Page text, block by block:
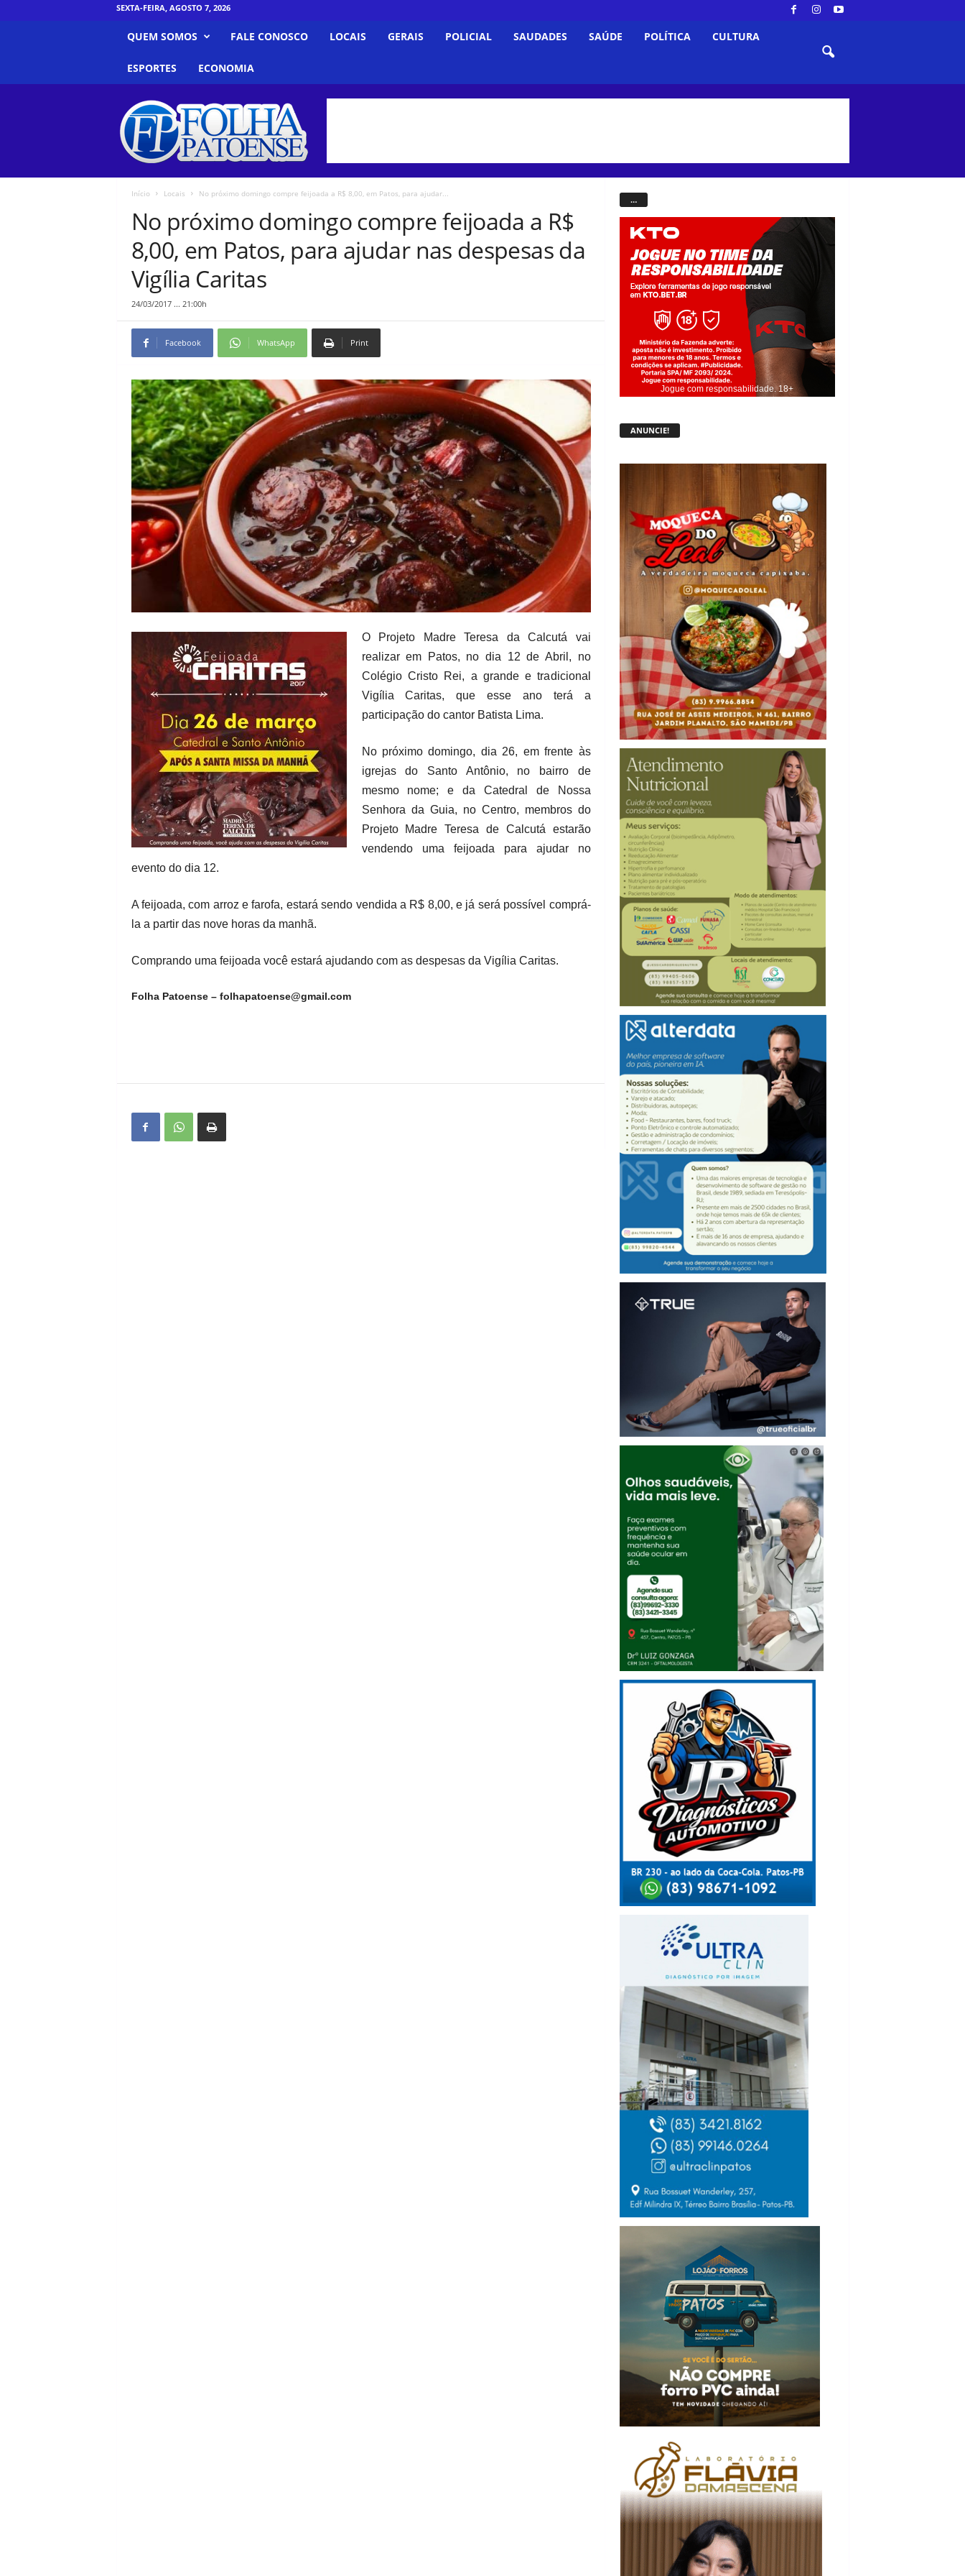
SEXTA-FEIRA, AGOSTO 7, 2026
QUEM SOMOS FALE CONOSCO LOCAIS GERAIS POLICIAL SAUDADES SAÚDE POLÍTICA CULTURA
ESPORTES ECONOMIA
Início Locais No próximo domingo compre feijoada a R$ 8,00, em Patos, para ajudar...
No próximo domingo compre feijoada a R$
8,00, em Patos, para ajudar nas despesas da
Vigília Caritas
24/03/2017 ... 21:00h
Facebook WhatsApp Print
O Projeto Madre Teresa da Calcutá vai
realizar em Patos, no dia 12 de Abril, no
Colégio Cristo Rei, a grande e tradicional
Vigília Caritas, que esse ano terá a
participação do cantor Batista Lima.
No próximo domingo, dia 26, em frente às
igrejas do Santo Antônio, no bairro de
mesmo nome; e da Catedral de Nossa
Senhora da Guia, no Centro, membros do
Projeto Madre Teresa de Calcutá estarão
vendendo uma feijoada para ajudar no
evento do dia 12.
A feijoada, com arroz e farofa, estará sendo vendida a R$ 8,00, e já será possível comprá-
la a partir das nove horas da manhã.
Comprando uma feijoada você estará ajudando com as despesas da Vigília Caritas.
Folha Patoense – folhapatoense@gmail.com
…
Jogue com responsabilidade. 18+
ANUNCIE!